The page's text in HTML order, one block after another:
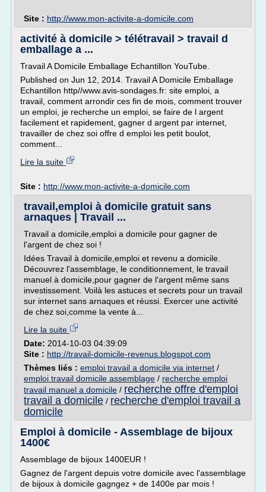
Site : http://www.mon-activite-a-domicile.com
activité à domicile > télétravail > travail d
emballage a ...
Travail A Domicile Emballage Echantillon YouTube.
Published on Jun 12, 2014. Travail A Domicile Emballage
Echantillon http//www.avis-sondages.fr: site emploi, a
travail, comment arrondir ces fin de mois, comment trouver
un emploi, je recherche un emploi, se faire de l argent
facilement et rapidement, gagner d argent par internet,
travailler de chez soi offre d emploi les petit boulot,
comment...
Lire la suite
Site : http://www.mon-activite-a-domicile.com
travail,emploi à domicile gratuit sans
arnaques | Travail ...
Travail a domicile,emploi a domicile pour gagner de
l'argent de chez soi !
Idées Travail à domicile,emploi et revenu a domicile.
Découvrez l'assemblage, le conditionnement, le travail
manuel à domicile,pour gagner de l'argent même sans
investissement. Voilà les astuces et secrets pour un travail
sur internet sans arnaques et réussi. Exercer une activité
de chez soi,comme la vente à...
Lire la suite
Date: 2014-10-03 04:39:09
Site : http://travail-domicile-revenus.blogspot.com
Thèmes liés : emploi travail a domicile via internet /
emploi travail domicile assemblage / recherche emploi
travail manuel a domicile / recherche offre d'emploi
travail a domicile / recherche d'emploi travail a
domicile
Emploi à domicile - Assemblage de bijoux
1400€
Assemblage de bijoux 1400EUR !
Gagnez de l'argent depuis votre domicile avec l'assemblage
de bijoux à domicile gagngez + de 1400e par mois !